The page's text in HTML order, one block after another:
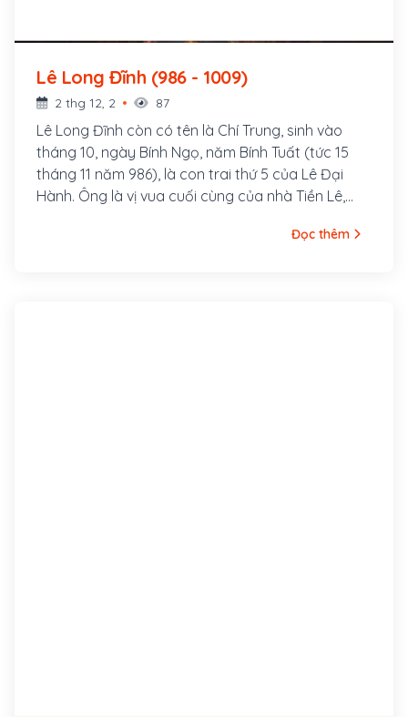
Lê Long Đĩnh (986 - 1009)
2 thg 12, 2 87
Lê Long Đĩnh còn có tên là Chí Trung, sinh vào
tháng 10, ngày Bính Ngọ, năm Bính Tuất (tức 15
tháng 11 năm 986), là con trai thứ 5 của Lê Đại
Hành. Ông là vị vua cuối cùng của nhà Tiền Lê,
ông ở tuổi 24 dẫn đến việc chấm dứt nhà Tiền Lê,
Đọc thêm